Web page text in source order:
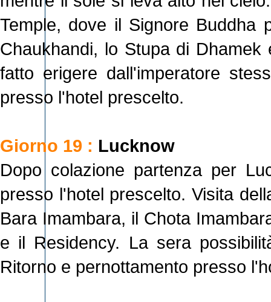
Temple, dove il Signore Buddha
Chaukhandi, lo Stupa di
fatto erigere dall'imperatore
presso l'hotel prescelto.
Giorno 19 : Lucknow
Dopo colazione partenza per
presso l'hotel prescelto. Visita
Bara Imambara, il Chota
e il Residency. La sera
Ritorno e pernottamento presso